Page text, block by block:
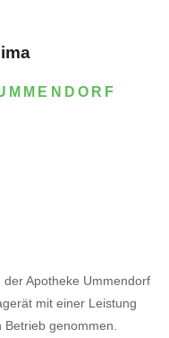
Apotheke Ummendorf
mit einer Leistung
genommen.